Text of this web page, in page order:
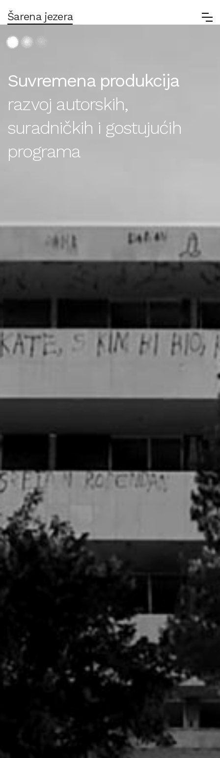
Šarena jezera
Suvremena produkcija
razvoj autorskih,
suradničkih i gostujućih
programa